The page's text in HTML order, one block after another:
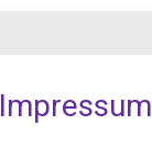
Impressum